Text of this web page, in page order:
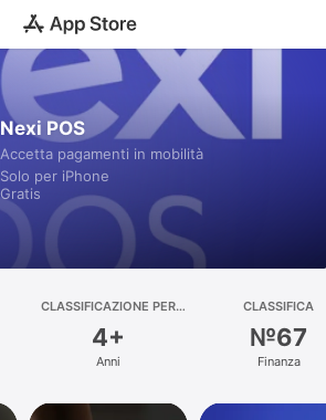
Nexi POS
Accetta pagamenti in mobilità
Solo per iPhone
Gratis
CLASSIFICAZIONE PER
4+
Anni
CLASSIFICA
№67
Finanza